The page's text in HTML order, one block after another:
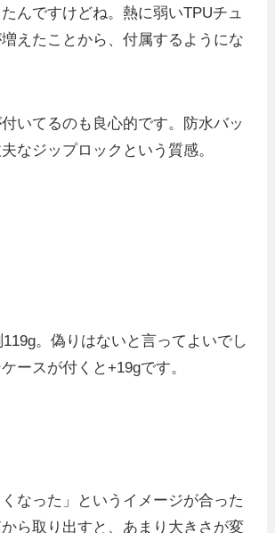
んですけどね。熱に弱いTPUチュ
えたことから、付属するようにな
いてるのも良心的です。防水バッ
なジップロックという質感。
。偽りはないと言ってよいでし
ースが付くと+19gです。
くなった」というイメージが合った
ら取り出すと、あまり大きさが変